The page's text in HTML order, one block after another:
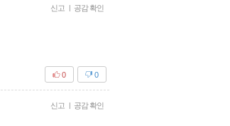
신고 | 공감 확인
0
0
신고 | 공감 확인